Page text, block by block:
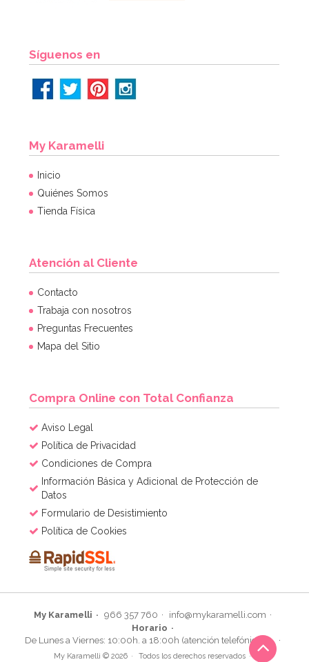
Regalos para piñata Shimmer y Shine
17,99€
AÑADIR
Piñata Caballo Marrón 42 cm
Síguenos en
My Karamelli
Inicio
Quiénes Somos
Tienda Física
Atención al Cliente
Contacto
Trabaja con nosotros
Preguntas Frecuentes
Mapa del Sitio
Compra Online con Total Confianza
Aviso Legal
Política de Privacidad
Condiciones de Compra
Información Básica y Adicional de Protección de
Datos
Formulario de Desistimiento
Política de Cookies
My Karamelli 966 357 760
info@mykaramelli.com
Horario
De Lunes a Viernes: 10:00h. a 18:00h (atención telefónica)
My Karamelli © 2026 Todos los derechos reservados